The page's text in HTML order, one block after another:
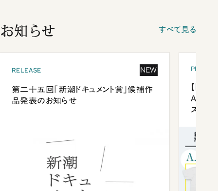
お知らせ すべて見る
RELEASE NEW
第二十五回「新潮ドキュメント賞」候補作
品発表のお知らせ
【「新
ズプレ